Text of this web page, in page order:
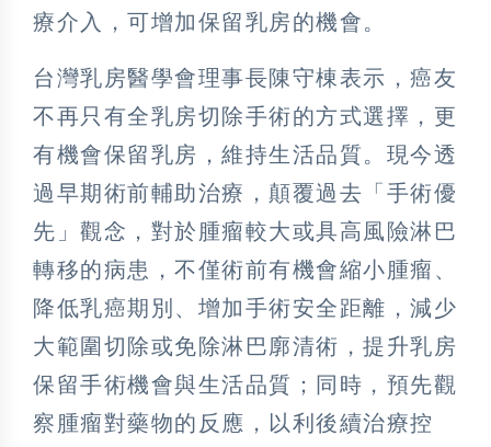
療介入，可增加保留乳房的機會。
台灣乳房醫學會理事長陳守棟表示，癌友
不再只有全乳房切除手術的方式選擇，更
有機會保留乳房，維持生活品質。現今透
過早期術前輔助治療，顛覆過去「手術優
先」觀念，對於腫瘤較大或具高風險淋巴
轉移的病患，不僅術前有機會縮小腫瘤、
降低乳癌期別、增加手術安全距離，減少
大範圍切除或免除淋巴廓清術，提升乳房
保留手術機會與生活品質；同時，預先觀
察腫瘤對藥物的反應，以利後續治療控